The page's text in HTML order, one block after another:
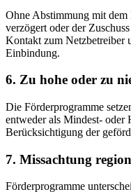
Ohne Abstimmung mit dem
verzögert oder der
Kontakt zum Netzbetreiber
Einbindung.
6. Zu hohe oder zu
Die Förderprogramme
entweder als Mindest- oder
Berücksichtigung der
7. Missachtung
Förderprogramme